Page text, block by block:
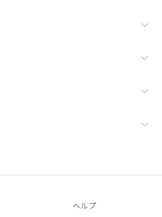
ヘルプ